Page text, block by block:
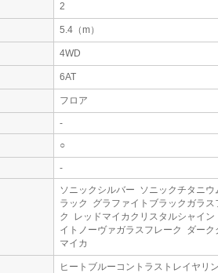
2
5.4（m）
4WD
6AT
フロア
-
○
-
ソニックシルバー ソニックチタニ
ラック グラファイトブラックガラス
ク レッドマイカクリスタルシャイ
イトノーヴァガラスフレーク ダーク
マイカ
ヒートブルーコントラストレイヤリ